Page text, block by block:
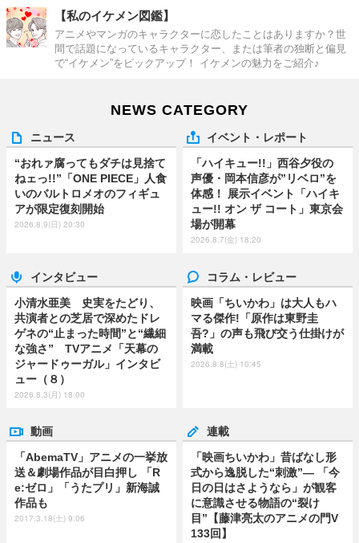
【私のイケメン図鑑】
アニメやマンガのキャラクターに恋したことはありますか？世
間で話題になっているキャラクター、または筆者の独断と偏見
で“イケメン”をピックアップ！ イケメンの魅力をご紹介♪
NEWS CATEGORY
ニュース
“おれァ腐ってもダチは見捨て
ねェっ!!”「ONE PIECE」人食
いのバルトロメオのフィギュ
アが限定復刻開始
2026.8.9(日) 20:30
イベント・レポート
「ハイキュー!!」西谷夕役の
声優・岡本信彦が”リベロ”を
体感！ 展示イベント「ハイキ
ュー!! オン ザ コート」東京会
場が開幕
2026.8.7(金) 18:20
インタビュー
小清水亜美 史実をたどり、
共演者との芝居で深めたドレ
ゲネの“止まった時間”と“繊細
な強さ” TVアニメ「天幕の
ジャードゥーガル」インタビ
ュー（８）
2026.8.3(月) 18:00
コラム・レビュー
映画「ちいかわ」は大人もハ
マる傑作!「原作は東野圭
吾?」の声も飛び交う仕掛けが
満載
2026.8.8(土) 10:45
動画
「AbemaTV」アニメの一挙放
送＆劇場作品が目白押し 「R
e:ゼロ」「うたプリ」新海誠
作品も
2017.3.18(土) 9:06
連載
「映画ちいかわ」昔ばなし形
式から逸脱した“刺激”― 「今
日の日はさようなら」が観客
に意識させる物語の“裂け
目”【藤津亮太のアニメの門V
133回】